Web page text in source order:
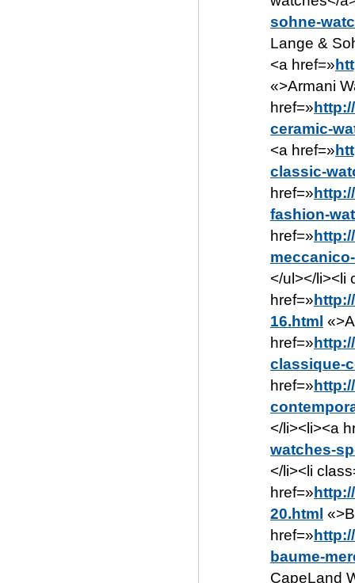
sohne-
Lange &
<a href=»
«>Armani
href=»
ceramic-
<a href=»
classic-
href=»
fashion-
href=»
</ul></li><li
href=»
16.html
href=»
classique-
href=»
</li><li><a
watches-
</li><li
href=»
20.html
href=»
baume-
CapeLand